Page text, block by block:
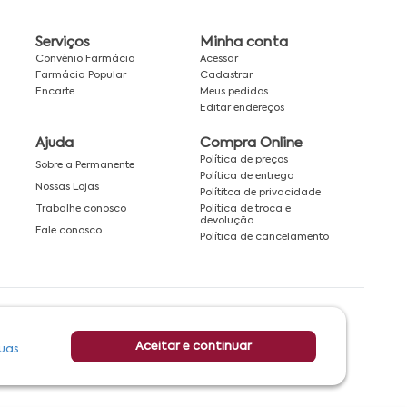
Aceitar e continuar
Serviços
Convênio Farmácia
Farmácia Popular
Encarte
Minha conta
Acessar
Cadastrar
Meus pedidos
Editar endereços
Ajuda
Sobre a Permanente
Nossas Lojas
Trabalhe conosco
Fale conosco
Compra Online
Política de preços
Política de entrega
Polítitca de privacidade
Política de troca e
devolução
Política de cancelamento